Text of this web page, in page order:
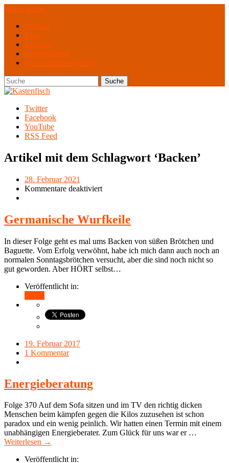
Home Menü
Podcast
Blog
Kontakt
Unterstützung
Datenschutzerklärung
Twitter
Facebook
YouTube
RSS Feed
Artikel mit dem Schlagwort ‘Backen’
28. Februar 2021
Kommentare deaktiviert
Germanische Wurfkeile
In dieser Folge geht es mal ums Backen von süßen Brötchen und
Baguette. Vom Erfolg verwöhnt, habe ich mich dann auch noch an
normalen Sonntagsbrötchen versucht, aber die sind noch nicht so
gut geworden. Aber HÖRT selbst…
Veröffentlicht in:
19. Februar 2017
1 Kommentar
Energieberatung
Folge 370 Auf dem Sofa sitzen und im TV den richtig dicken
Menschen beim kämpfen gegen die Kilos zuzusehen ist schon
paradox und ein wenig peinlich. Wir hatten einen Termin mit einem
unabhängigen Energieberater. Zum Glück für uns war er …
Weiterlesen →
Veröffentlicht in: